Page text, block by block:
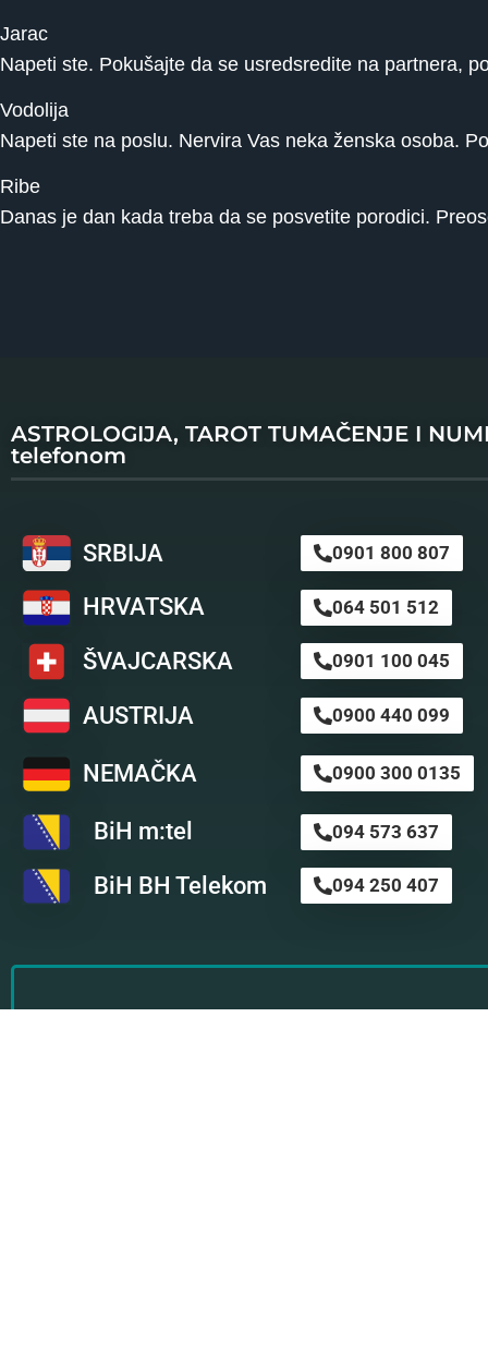
Jarac
Napeti ste. Pokušajte da se usredsredite na partnera,
Vodolija
Napeti ste na poslu. Nervira Vas neka ženska osoba.
Ribe
Danas je dan kada treba da se posvetite porodici.
ASTROLOGIJA, TAROT TUMAČENJE I
telefonom
SRBIJA 0901 800 807
HRVATSKA 064 501 512
ŠVAJCARSKA 0901 100 045
AUSTRIJA 0900 440 099
NEMAČKA 0900 300 0135
BiH m:tel 094 573 637
BiH BH Telekom 094 250 407